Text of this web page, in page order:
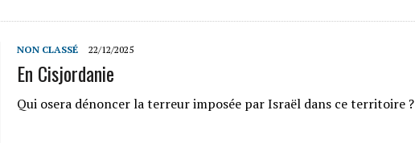
NON CLASSÉ 22/12/2025
En Cisjordanie
Qui osera dénoncer la terreur imposée par Israël dans ce territoire ?